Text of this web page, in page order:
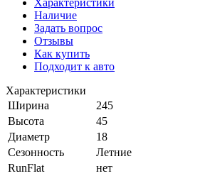
Наличие
Задать вопрос
Отзывы
Как купить
Подходит к авто
Характеристики
Ширина
245
Высота
45
Диаметр
18
Сезонность
Летние
RunFlat
нет